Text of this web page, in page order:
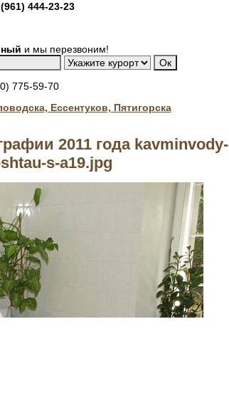
444-23-23
и мы перезвоним!
775-59-70
Ессентуков, Пятигорска
2011 года kavminvody-
s-a19.jpg